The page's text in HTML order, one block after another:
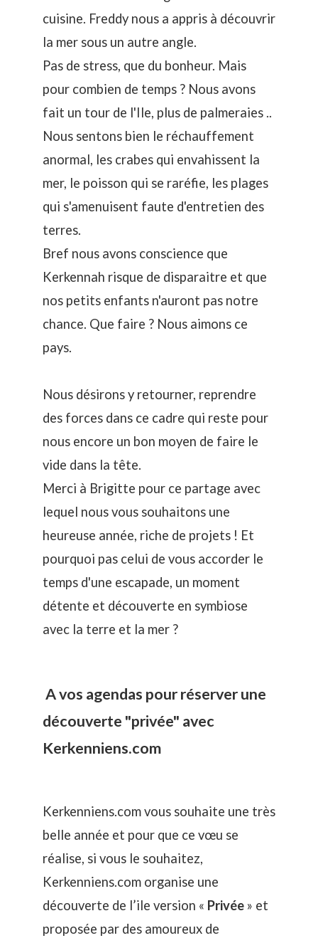
cuisine. Freddy nous a appris à découvrir
la mer sous un autre angle.
Pas de stress, que du bonheur. Mais
pour combien de temps ? Nous avons
fait un tour de l'Ile, plus de palmeraies ..
Nous sentons bien le réchauffement
anormal, les crabes qui envahissent la
mer, le poisson qui se raréfie, les plages
qui s'amenuisent faute d'entretien des
terres.
Bref nous avons conscience que
Kerkennah risque de disparaitre et que
nos petits enfants n'auront pas notre
chance. Que faire ? Nous aimons ce
pays.
Nous désirons y retourner, reprendre
des forces dans ce cadre qui reste pour
nous encore un bon moyen de faire le
vide dans la tête.
Merci à Brigitte pour ce partage avec
lequel nous vous souhaitons une
heureuse année, riche de projets ! Et
pourquoi pas celui de vous accorder le
temps d'une escapade, un moment
détente et découverte en symbiose
avec la terre et la mer ?
A vos agendas pour réserver une
découverte "privée" avec
Kerkenniens.com
Kerkenniens.com vous souhaite une très
belle année et pour que ce vœu se
réalise, si vous le souhaitez,
Kerkenniens.com organise une
découverte de l’ile version « Privée » et
proposée par des amoureux de